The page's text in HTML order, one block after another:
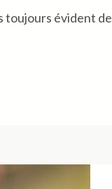
toujours évident de